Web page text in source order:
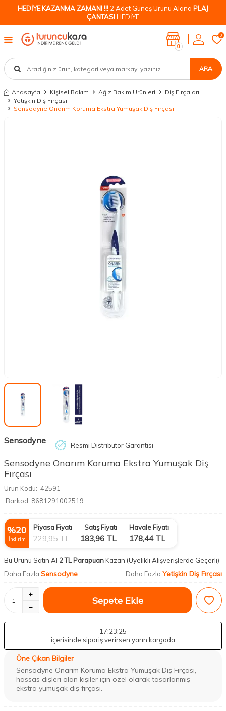
HEDİYE KAZANMA ZAMANI !!! 2 Adet Güneş Ürünü Alana PLAJ
ÇANTASIHEDİYE
ARA
0
0
Anasayfa Kişisel Bakım Ağız Bakım Ürünleri
Diş Fırçaları
Yetişkin Diş Fırçası
Sensodyne Onarım Koruma Ekstra Yumuşak Diş Fırçası
Sensodyne Resmi Distribütör Garantisi
Sensodyne Onarım Koruma Ekstra Yumuşak Diş
Fırçası
Ürün Kodu: 42591
Barkod: 8681291002519
%20
İndirim
Piyasa Fiyatı
229,95TL
Satış Fiyatı
183,96 TL
Havale Fiyatı
178,44TL
Bu Ürünü Satın Al 2 TL ParapuanKazan (Üyelikli Alışverişlerde Geçerli)
Daha Fazla Sensodyne Daha Fazla Yetişkin Diş Fırçası
Sepete Ekle
17:23:25
içerisinde sipariş verirsen yarın kargoda
Öne Çıkan Bilgiler
Sensodyne Onarım Koruma Ekstra Yumuşak Diş Fırçası,
hassas dişleri olan kişiler için özel olarak tasarlanmış
ekstra yumuşak diş fırçası.